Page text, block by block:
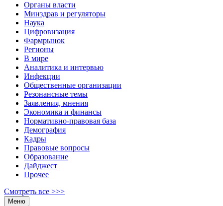
Органы власти
Минздрав и регуляторы
Наука
Цифровизация
Фармрынок
Регионы
В мире
Аналитика и интервью
Инфекции
Общественные организации
Резонансные темы
Заявления, мнения
Экономика и финансы
Нормативно-правовая база
Демография
Кадры
Правовые вопросы
Образование
Дайджест
Прочее
Смотреть все >>>
Меню